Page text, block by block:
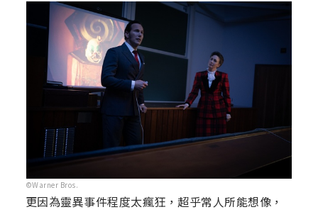
©Warner Bros.
更因為靈異事件程度太瘋狂，超乎常人所能想像，